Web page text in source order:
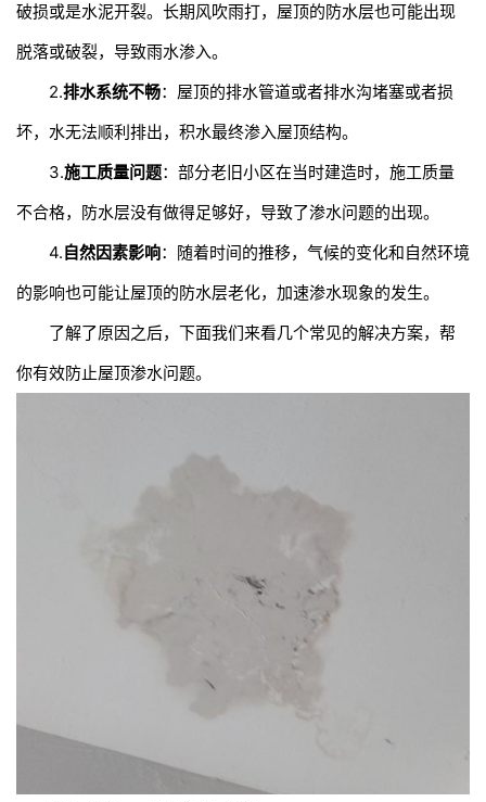
破损或是水泥开裂。长期风吹雨打，屋顶的防水层也可能出现
脱落或破裂，导致雨水渗入。
2.排水系统不畅：屋顶的排水管道或者排水沟堵塞或者损
坏，水无法顺利排出，积水最终渗入屋顶结构。
3.施工质量问题：部分老旧小区在当时建造时，施工质量
不合格，防水层没有做得足够好，导致了渗水问题的出现。
4.自然因素影响：随着时间的推移，气候的变化和自然环境
的影响也可能让屋顶的防水层老化，加速渗水现象的发生。
了解了原因之后，下面我们来看几个常见的解决方案，帮
你有效防止屋顶渗水问题。